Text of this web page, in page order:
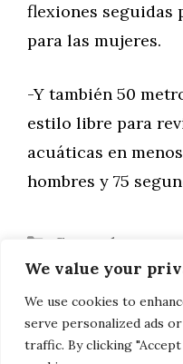
We value your
We use cookies to
serve personalized ads
traffic. By clicking
flexiones seguidas
para las mujeres.
-Y también 50
estilo libre para
acuáticas en
hombres y 75
Categorías
General
10 alimentos
salud dental
Suzuki SVS 1000